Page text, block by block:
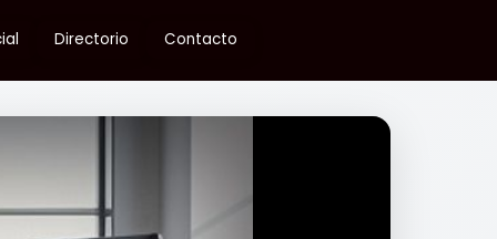
Directorio Contacto